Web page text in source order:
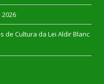
de Cultura da Lei Aldir Blanc